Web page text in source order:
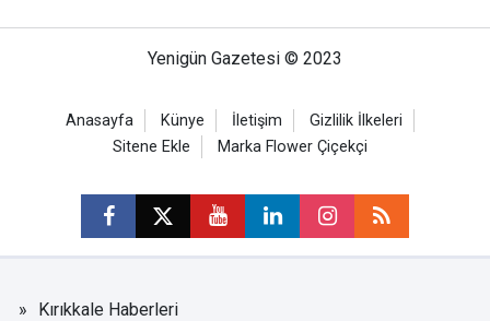
Yenigün Gazetesi © 2023
Anasayfa Künye İletişim
Gizlilik İlkeleri
Sitene Ekle
Marka Flower Çiçekçi
Kırıkkale Haberleri